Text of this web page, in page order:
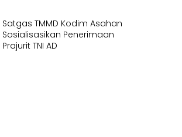
Satgas TMMD Kodim Asahan
Sosialisasikan Penerimaan
Prajurit TNI AD